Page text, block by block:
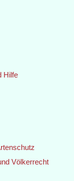
Hilfe
Völkerrecht